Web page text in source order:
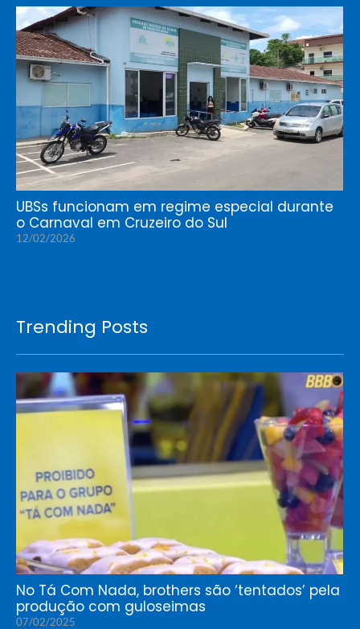
UBSs funcionam em regime especial durante
o Carnaval em Cruzeiro do Sul
12/02/2026
Trending Posts
No Tá Com Nada, brothers são ‘tentados’ pela
produção com guloseimas
07/02/2025